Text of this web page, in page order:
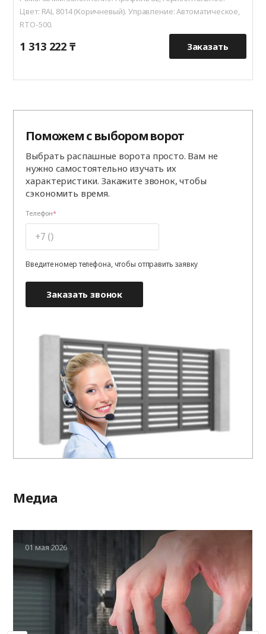
Цвет: RAL 8014 (Коричневый). Управление: Автоматическое,
RTO-500.
1 313 222 ₸ Заказать
Поможем с выбором ворот
Выбрать распашные ворота просто. Вам не
нужно самостоятельно изучать их
характеристики. Закажите звонок, чтобы
сэкономить время.
Телефон
Введите номер телефона, чтобы отправить заявку
Заказать звонок
Медиа
01 мая 2026